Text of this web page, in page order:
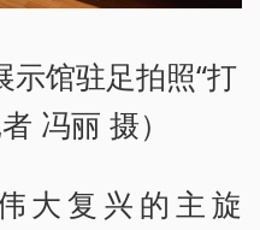
示馆驻足拍照“打
冯丽 摄）
大复兴的主旋